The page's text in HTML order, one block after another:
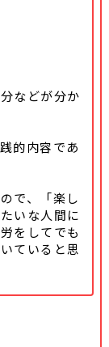
などが分か
的内容であ
で、「楽し
いな人間に
をしてでも
ていると思